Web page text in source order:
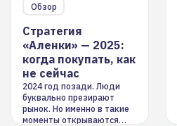
Обзор
Стратегия
«Аленки» — 2025:
когда покупать, как
не сейчас
2024 год позади. Люди
буквально презирают
рынок. Но именно в такие
моменты открываются